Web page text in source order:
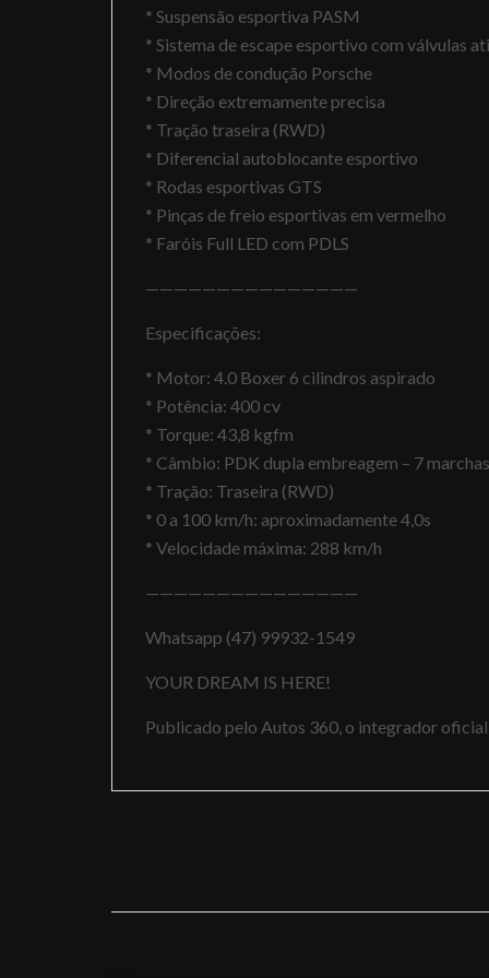
* Suspensão esportiva PASM
* Sistema de escape esportivo com válvulas
* Modos de condução Porsche
* Direção extremamente precisa
* Tração traseira (RWD)
* Diferencial autoblocante esportivo
* Rodas esportivas GTS
* Pinças de freio esportivas em vermelho
* Faróis Full LED com PDLS
———————————————
Especificações:
* Motor: 4.0 Boxer 6 cilindros aspirado
* Potência: 400 cv
* Torque: 43,8 kgfm
* Câmbio: PDK dupla embreagem – 7 marchas
* Tração: Traseira (RWD)
* 0 a 100 km/h: aproximadamente 4,0s
* Velocidade máxima: 288 km/h
———————————————
Whatsapp (47) 99932-1549
YOUR DREAM IS HERE!
Publicado pelo Autos 360, o integrador